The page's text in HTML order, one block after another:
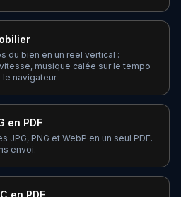
du bien en un reel vertical :
musique calée sur le tempo
navigateur.
en PDF
JPG, PNG et WebP en un seul PDF.
envoi.
en PDF